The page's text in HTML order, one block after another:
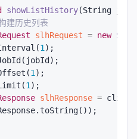
showListHistory(String
建历史列表
slhRequest = new
1);
1);
1);
slhResponse =